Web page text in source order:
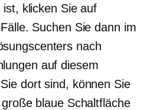
klicken Sie auf
Suchen Sie dann im
nach
auf diesem
dort sind, können Sie
blaue Schaltfläche